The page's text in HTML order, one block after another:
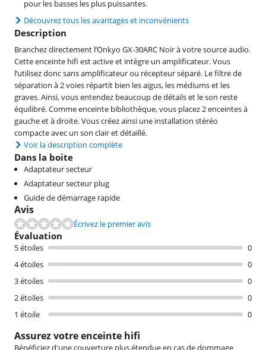
pour les basses les plus puissantes.
Découvrez tous les avantages et inconvénients
Description
Branchez directement l’Onkyo GX-30ARC Noir à votre source audio.
Cette enceinte hifi est active et intègre un amplificateur. Vous
l’utilisez donc sans amplificateur ou récepteur séparé. Le filtre de
séparation à 2 voies répartit bien les aigus, les médiums et les
graves. Ainsi, vous entendez beaucoup de détails et le son reste
équilibré. Comme enceinte bibliothèque, vous placez 2 enceintes à
gauche et à droite. Vous créez ainsi une installation stéréo
compacte avec un son clair et détaillé.
Voir la description complète
Dans la boite
Adaptateur secteur
Adaptateur secteur plug
Guide de démarrage rapide
Avis
Écrivez le premier avis
Évaluation
5 étoiles
0
4 étoiles
0
3 étoiles
0
2 étoiles
0
1 étoile
0
Assurez votre enceinte hifi
Bénéficiez d'une couverture plus étendue en cas de dommage